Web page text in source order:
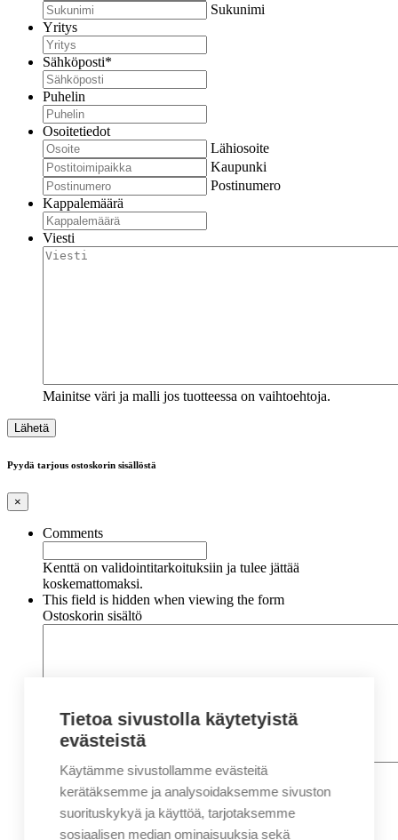
Sukunimi
Yritys
Sähköposti*
Puhelin
Osoitetiedot
Lähiosoite
Kaupunki
Postinumero
Kappalemäärä
Viesti
Mainitse väri ja malli jos tuotteessa on vaihtoehtoja.
Pyydä tarjous ostoskorin sisällöstä
×
Comments
Kenttä on validointitarkoituksiin ja tulee jättää
koskemattomaksi.
This field is hidden when viewing the form
Ostoskorin sisältö
Nimi*
Etunimi
Sukunimi
Tietoa sivustolla käytetyistä
evästeistä
Käytämme sivustollamme evästeitä
kerätäksemme ja analysoidaksemme sivuston
suorituskykyä ja käyttöä, tarjotaksemme
sosiaalisen median ominaisuuksia sekä